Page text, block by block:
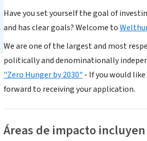
Have you set yourself the goal of
and has clear goals? Welcome to
We are one of the largest and most
politically and denominationally
"Zero Hunger by 2030" - If you would
forward to receiving your application.
Áreas de impacto incluyen